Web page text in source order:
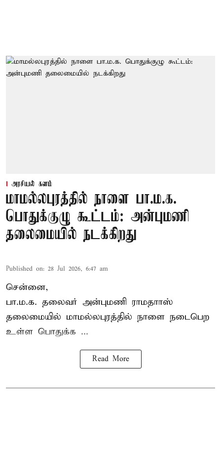
அரசியல் களம்
மாமல்லபுரத்தில் நாளை பா.ம.க.
பொதுக்குழு கூட்டம்: அன்புமணி
தலைமையில் நடக்கிறது
Published on: 28 Jul 2026, 6:47 am
சென்னை,
பா.ம.க. தலைவர் அன்புமணி ராமதாாஸ்
தலைமையில் மாமல்லபுரத்தில் நாளை நடைபெற
உள்ள பொதுக்க ...
Read More